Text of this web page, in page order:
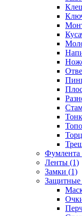
Фумлента
Ленты (1)
Замки (1)
Защитные